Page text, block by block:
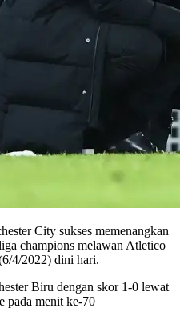
City sukses memenangkan
champions melawan Atletico
4/2022) dini hari.
Biru dengan skor 1-0 lewat
pada menit ke-70